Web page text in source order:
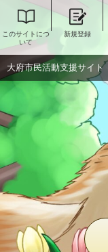
このサイトにつ
いて
新規登録
大府市民活動支援サイト